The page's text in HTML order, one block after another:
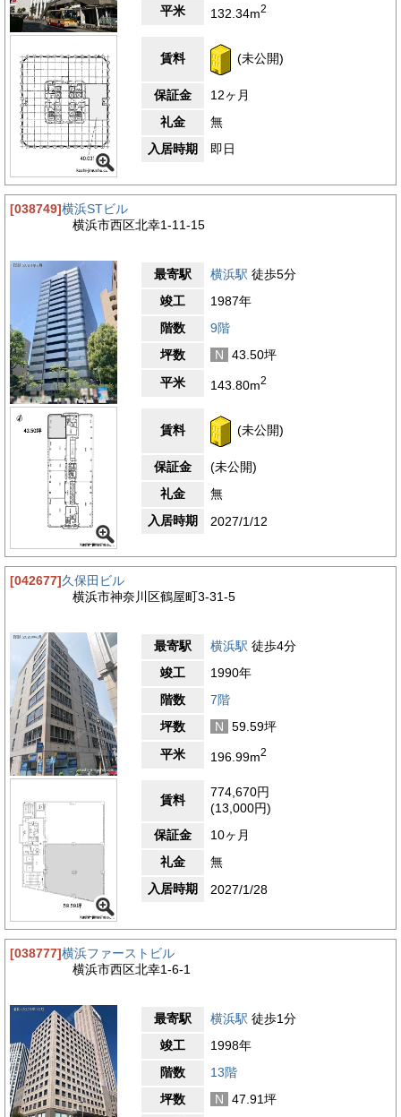
【評価】 3.9
設備
耐震性
エントランス
平米
132.34m2
賃料 (未公開)
保証金
12ヶ月
礼金
無
入居時期
即日
[038749]横浜STビル
横浜市西区北幸1-11-15
最寄駅 横浜駅 徒歩5分
竣工
1987年
階数
9階
坪数
N
43.50坪
平米
143.80m2
賃料 (未公開)
保証金
(未公開)
礼金
無
入居時期
2027/1/12
[042677]久保田ビル
横浜市神奈川区鶴屋町3-31-5
最寄駅 横浜駅 徒歩4分
竣工
1990年
階数
7階
坪数
N
59.59坪
平米
196.99m2
賃料
774,670円
(13,000円)
保証金
10ヶ月
礼金
無
入居時期
2027/1/28
[038777]横浜ファーストビル
横浜市西区北幸1-6-1
最寄駅 横浜駅 徒歩1分
竣工
1998年
階数
13階
坪数
N
47.91坪